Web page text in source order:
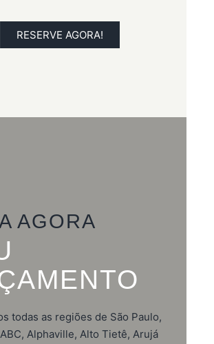
RESERVE AGORA!
AGORA
todas as regiões de São Paulo,
Alphaville, Alto Tietê, Arujá